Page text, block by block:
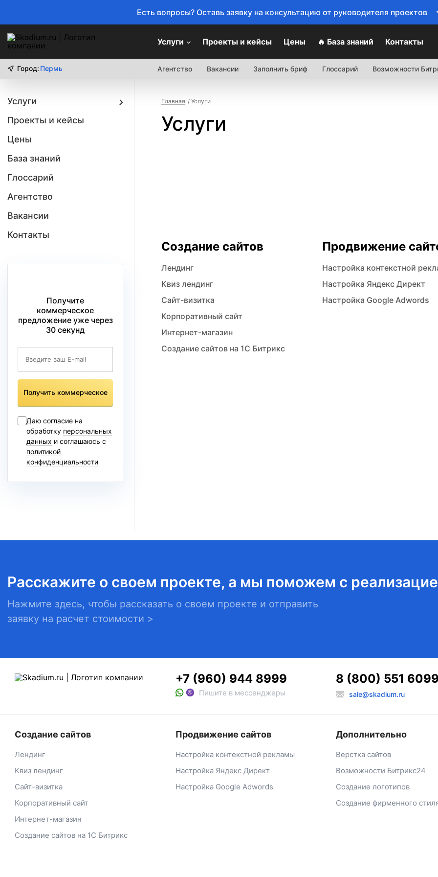
Есть вопросы? Оставь заявку на консультацию от руководителя проектов
Услуги Проекты и кейсы Цены 🔥 База знаний Контакты
Город: Пермь Агентство Вакансии Заполнить бриф Глоссарий Возможности
Услуги
Проекты и кейсы
Цены
База знаний
Глоссарий
Агентство
Вакансии
Контакты
Получите
коммерческое
предложение уже через
30 секунд
Получить коммерческое
Даю согласие на
обработку персональных
данных и соглашаюсь с
политикой
конфиденциальности
Главная Услуги
Услуги
Создание сайтов
Лендинг
Квиз лендинг
Сайт-визитка
Корпоративный сайт
Интернет-магазин
Создание сайтов на 1С Битрикс
Продвижение
Настройка контекстной
Настройка Яндекс Директ
Настройка Google Adwords
Расскажите о своем проекте, а мы поможем с
Нажмите здесь, чтобы рассказать о своем проекте и отправить
заявку на расчет стоимости >
+7 (960) 944 8999
Пишите в мессенджеры
8 (800) 551
sale@skadium.ru
Создание сайтов
Лендинг
Квиз лендинг
Сайт-визитка
Корпоративный сайт
Интернет-магазин
Создание сайтов на 1С Битрикс
Продвижение сайтов
Настройка контекстной рекламы
Настройка Яндекс Директ
Настройка Google Adwords
Дополнительно
Верстка сайтов
Возможности Битрикс24
Создание логотипов
Создание фирменного